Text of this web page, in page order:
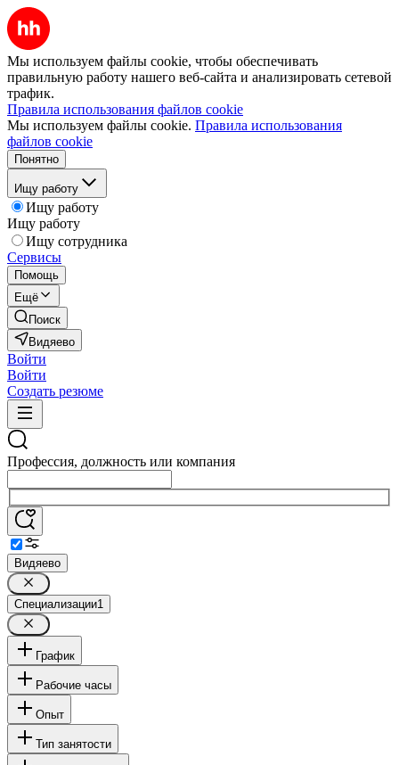
Мы используем файлы cookie, чтобы обеспечивать
правильную работу нашего веб-сайта и анализировать сетевой
трафик.
Правила использования файлов cookie
Мы используем файлы cookie. Правила использования
файлов cookie
Понятно
Ищу работу
Ищу работу
Ищу работу
Ищу сотрудника
Сервисы
Помощь
Ещё
Поиск
Видяево
Войти
Войти
Создать резюме
Профессия, должность или компания
Видяево
Специализации1
График
Рабочие часы
Опыт
Тип занятости